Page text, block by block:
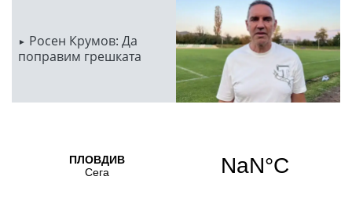
Росен Крумов: Да
поправим грешката